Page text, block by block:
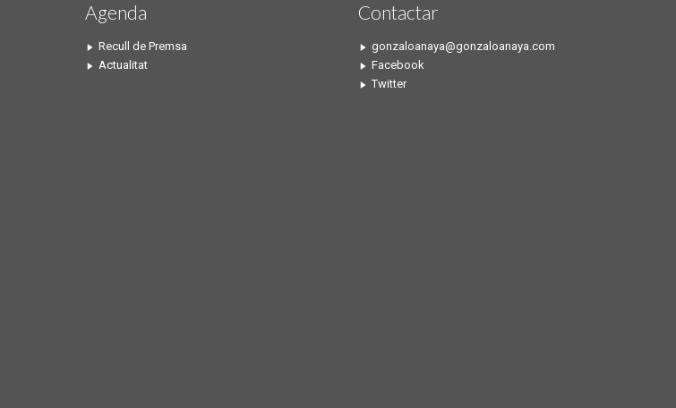
Agenda
Recull de Premsa
Actualitat
Contactar
gonzaloanaya@gonzaloanaya.com
Facebook
Twitter